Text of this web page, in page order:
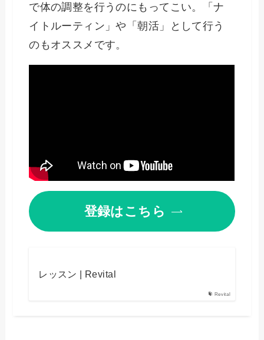
で体の調整を行うのにもってこい。「ナ
イトルーティン」や「朝活」として行う
のもオススメです。
登録はこちら
Revital
レッスン | Revital